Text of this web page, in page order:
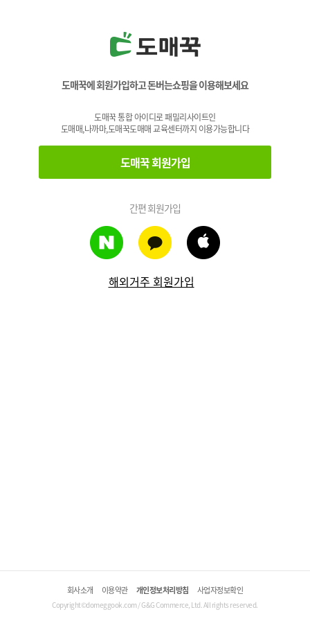
도매꾹에 회원가입하고 돈버는쇼핑을 이용해보세요
도매꾹 통합 아이디로 패밀리사이트인
도매매,나까마,도매꾹도매매 교육센터까지 이용가능합니다
도매꾹 회원가입
간편 회원가입
해외거주 회원가입
회사소개 이용약관 개인정보처리방침 사업자정보확인
Copyright©domeggook.com / G&G Commerce, Ltd. All rights reserved.